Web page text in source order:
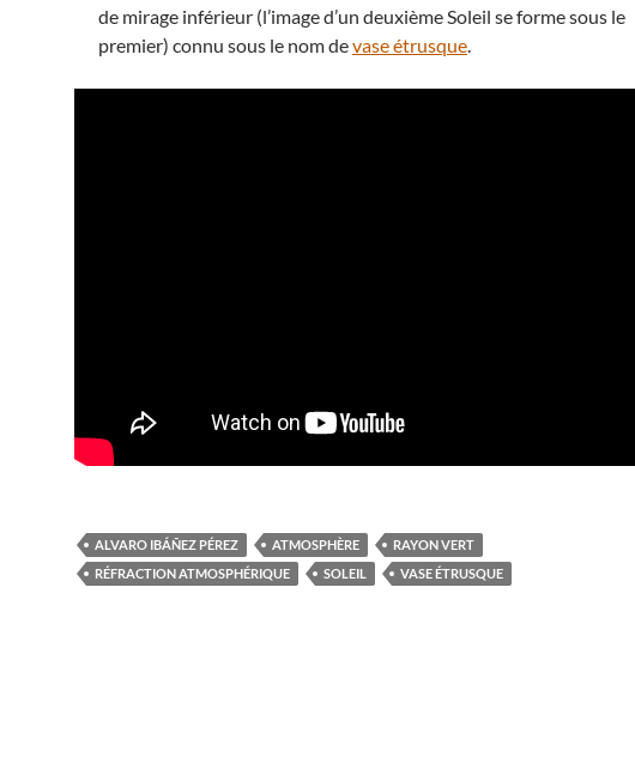
de mirage inférieur (l’image d’un deuxième Soleil se forme sous le
premier) connu sous le nom devase étrusque.
ALVARO IBÁÑEZ PÉREZ ATMOSPHÈRE
RAYON VERT
RÉFRACTION ATMOSPHÉRIQUE
SOLEIL VASE ÉTRUSQUE